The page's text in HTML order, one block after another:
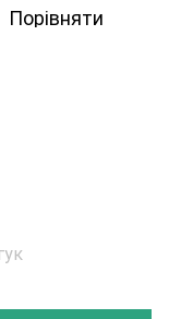
Порівняти